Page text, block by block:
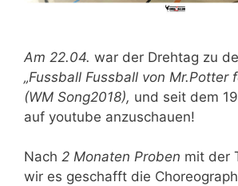
Am 22.04. war der Drehtag zu
„Fussball Fussball von Mr.Potter
(WM Song2018), und seit dem
auf youtube anzuschauen!
Nach 2 Monaten Proben mit der
wir es geschafft die